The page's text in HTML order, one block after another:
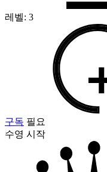
레벨: 3
구독 필요
수영 시작